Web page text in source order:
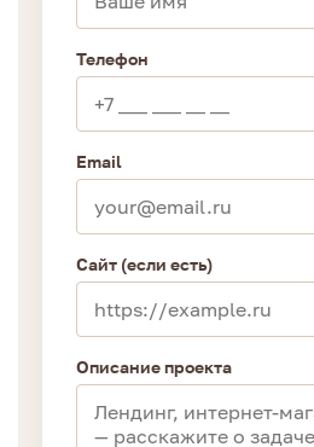
Телефон
Email
Сайт (если есть)
Описание проекта